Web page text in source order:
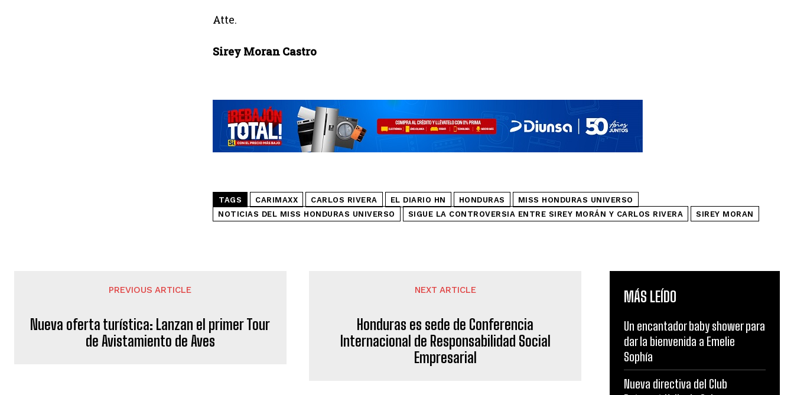
Atte.
Sirey Moran Castro
TAGS CARIMAXX CARLOS RIVERA EL DIARIO HN HONDURAS
MISS HONDURAS UNIVERSO
NOTICIAS DEL MISS HONDURAS UNIVERSO
SIGUE LA CONTROVERSIA ENTRE SIREY MORÁN Y CARLOS RIVERA SIREY MORAN
PREVIOUS ARTICLE
Nueva oferta turística: Lanzan el primer Tour
de Avistamiento de Aves
NEXT ARTICLE
Honduras es sede de Conferencia
Internacional de Responsabilidad Social
Empresarial
MÁS LEÍDO
Un encantador baby shower para
dar la bienvenida a Emelie
Sophía
Nueva directiva del Club